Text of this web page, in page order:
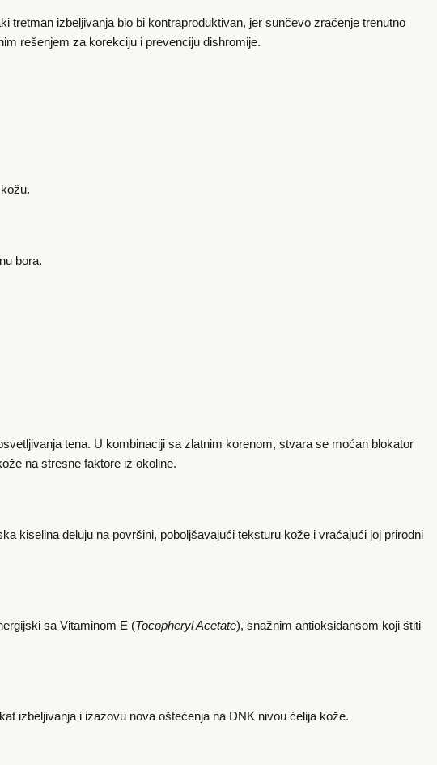
tretman izbeljivanja bio bi kontraproduktivan, jer sunčevo zračenje trenutno
rešenjem za korekciju i prevenciju dishromije.
bora.
tena. U kombinaciji sa zlatnim korenom, stvara se moćan blokator
na stresne faktore iz okoline.
kiselina deluju na površini, poboljšavajući teksturu kože i vraćajući joj prirodni
sa Vitaminom E (Tocopheryl Acetate), snažnim antioksidansom koji štiti
izbeljivanja i izazovu nova oštećenja na DNK nivou ćelija kože.